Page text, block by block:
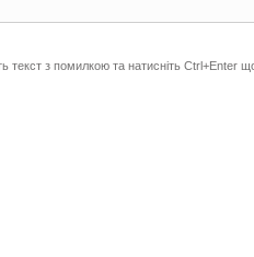
текст з помилкою та натисніть Ctrl+Enter